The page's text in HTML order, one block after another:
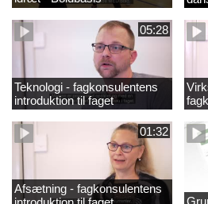
2
05:28
Teknologi - fagkonsulentens
introduktion til faget
til
01:32
Afsætning - fagkonsulentens